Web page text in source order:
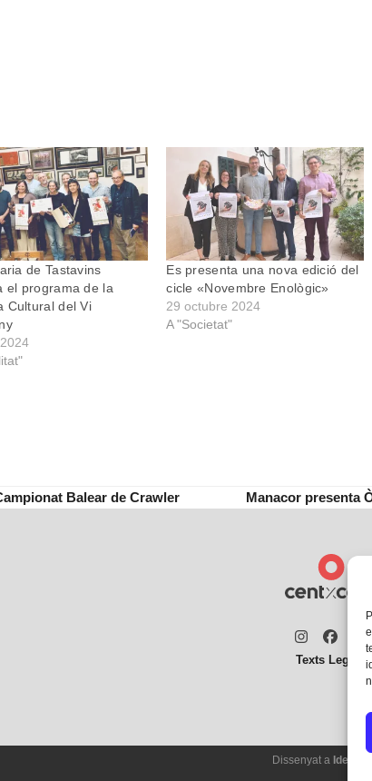
de Tastavins
el programa de la
Cultural del Vi
Es presenta una nova edició del
cicle «Novembre Enològic»
29 octubre 2024
A "Societat"
Balear de Crawler
next
Manacor presenta
Instagram
Texts Legals
Dissenyat a